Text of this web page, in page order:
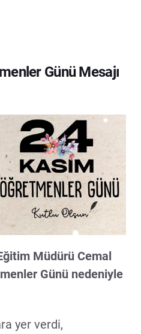
Günü Mesajı
Müdürü Cemal
Günü nedeniyle
yer verdi,